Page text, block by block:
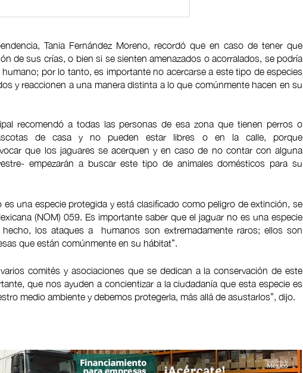
Tania Fernández Moreno, recordó que en caso de tener que
de sus crías, o bien si se sienten amenazados o acorralados, se podría
por lo tanto, es importante no acercarse a este tipo de especies
y reaccionen a una manera distinta a lo que comúnmente hacen en su
recomendó a todas las personas de esa zona que tienen perros o
de casa y no pueden estar libres o en la calle, porque
que los jaguares se acerquen y en caso de no contar con alguna
empezarán a buscar este tipo de animales domésticos para su
una especie protegida y está clasificado como peligro de extinción, se
(NOM) 059. Es importante saber que el jaguar no es una especie
los ataques a humanos son extremadamente raros; ellos son
que están comúnmente en su hábitat”.
comités y asociaciones que se dedican a la conservación de este
que nos ayuden a concientizar a la ciudadanía que esta especie es
medio ambiente y debemos protegerla, más allá de asustarlos”, dijo.